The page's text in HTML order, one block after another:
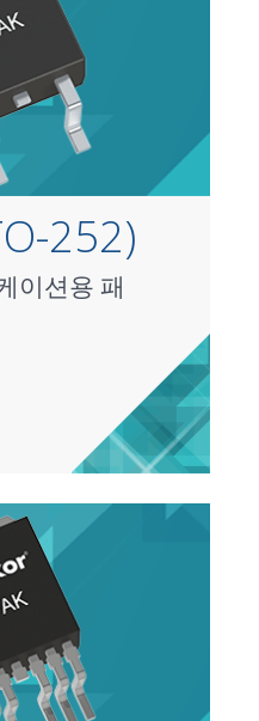
252)
이션용 패